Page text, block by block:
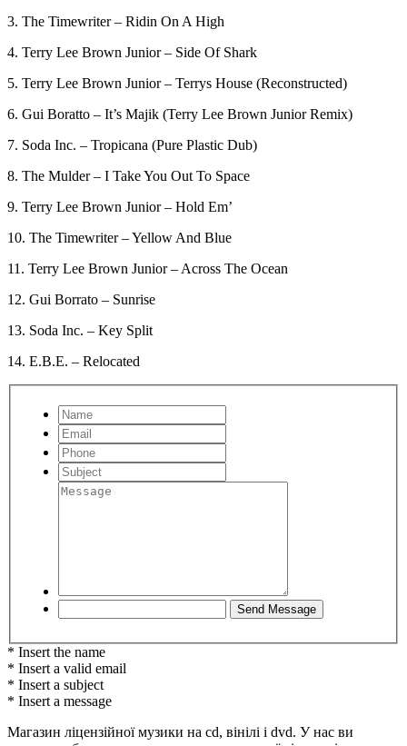
3. The Timewriter – Ridin On A High
4. Terry Lee Brown Junior – Side Of Shark
5. Terry Lee Brown Junior – Terrys House (Reconstructed)
6. Gui Boratto – It’s Majik (Terry Lee Brown Junior Remix)
7. Soda Inc. – Tropicana (Pure Plastic Dub)
8. The Mulder – I Take You Out To Space
9. Terry Lee Brown Junior – Hold Em’
10. The Timewriter – Yellow And Blue
11. Terry Lee Brown Junior – Across The Ocean
12. Gui Borrato – Sunrise
13. Soda Inc. – Key Split
14. E.B.E. – Relocated
* Insert the name
* Insert a valid email
* Insert a subject
* Insert a message
Магазин ліцензійної музики на cd, вінілі і dvd. У нас ви